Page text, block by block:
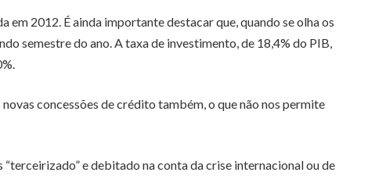
2012. É ainda importante destacar que, quando se olha os
semestre do ano. A taxa de investimento, de 18,4% do PIB,
concessões de crédito também, o que não nos permite
e debitado na conta da crise internacional ou de